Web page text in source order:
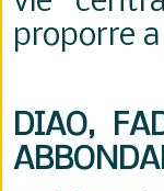
proporre
DIAO,